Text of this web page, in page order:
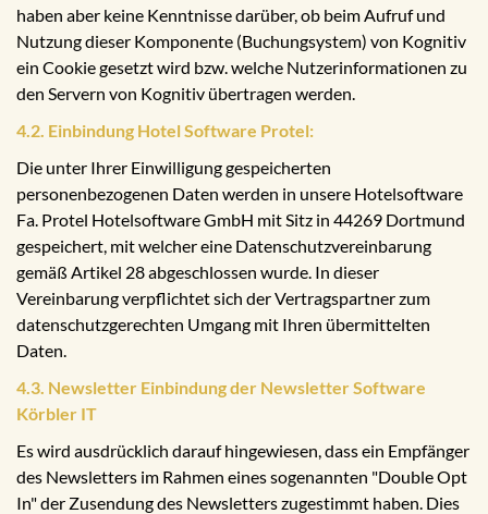
haben aber keine Kenntnisse darüber, ob beim Aufruf und
Nutzung dieser Komponente (Buchungsystem) von Kognitiv
ein Cookie gesetzt wird bzw. welche Nutzerinformationen zu
den Servern von Kognitiv übertragen werden.
4.2. Einbindung Hotel Software Protel:
Die unter Ihrer Einwilligung gespeicherten
personenbezogenen Daten werden in unsere Hotelsoftware
Fa. Protel Hotelsoftware GmbH mit Sitz in 44269 Dortmund
gespeichert, mit welcher eine Datenschutzvereinbarung
gemäß Artikel 28 abgeschlossen wurde. In dieser
Vereinbarung verpflichtet sich der Vertragspartner zum
datenschutzgerechten Umgang mit Ihren übermittelten
Daten.
4.3. Newsletter Einbindung der Newsletter Software
Körbler IT
Es wird ausdrücklich darauf hingewiesen, dass ein Empfänger
des Newsletters im Rahmen eines sogenannten "Double Opt
In" der Zusendung des Newsletters zugestimmt haben. Dies